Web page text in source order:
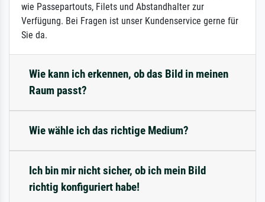
wie Passepartouts, Filets und Abstandhalter zur
Verfügung. Bei Fragen ist unser Kundenservice gerne für
Sie da.
Wie kann ich erkennen, ob das Bild in meinen
Raum passt?
Wie wähle ich das richtige Medium?
Ich bin mir nicht sicher, ob ich mein Bild
richtig konfiguriert habe!